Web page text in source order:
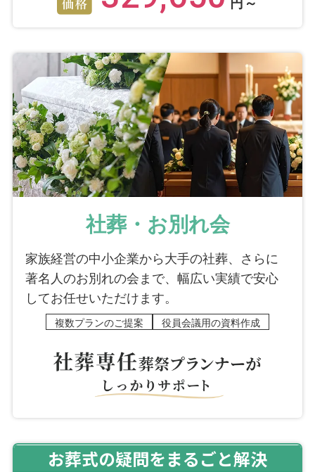
社葬・お別れ会
家族経営の中小企業から大手の社葬、さらに
著名人のお別れの会まで、幅広い実績で安心
してお任せいただけます。
複数プランのご提案 役員会議用の資料作成
お葬式の疑問をまるごと解決